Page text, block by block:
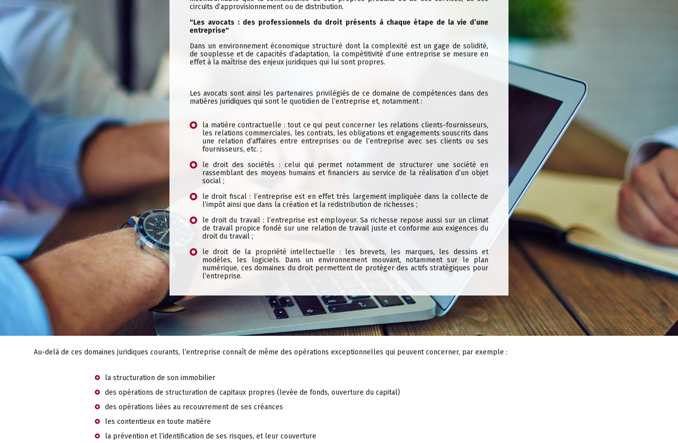
circuits d’approvisionnement ou de distribution.
"Les avocats : des professionnels du droit présents à chaque étape de la vie d’une
entreprise"
Dans un environnement économique structuré dont la complexité est un gage de solidité,
de souplesse et de capacités d’adaptation, la compétitivité d’une entreprise se mesure en
effet à la maîtrise des enjeux juridiques qui lui sont propres.
Les avocats sont ainsi les partenaires privilégiés de ce domaine de compétences dans des
matières juridiques qui sont le quotidien de l’entreprise et, notamment :
la matière contractuelle : tout ce qui peut concerner les relations clients-fournisseurs,
les relations commerciales, les contrats, les obligations et engagements souscrits dans
une relation d’affaires entre entreprises ou de l’entreprise avec ses clients ou ses
fournisseurs, etc. ;
le droit des sociétés : celui qui permet notamment de structurer une société en
rassemblant des moyens humains et financiers au service de la réalisation d’un objet
social ;
le droit fiscal : l’entreprise est en effet très largement impliquée dans la collecte de
l’impôt ainsi que dans la création et la redistribution de richesses ;
le droit du travail : l’entreprise est employeur. Sa richesse repose aussi sur un climat
de travail propice fondé sur une relation de travail juste et conforme aux exigences du
droit du travail ;
le droit de la propriété intellectuelle : les brevets, les marques, les dessins et
modèles, les logiciels. Dans un environnement mouvant, notamment sur le plan
numérique, ces domaines du droit permettent de protéger des actifs stratégiques pour
l’entreprise.
Au-delà de ces domaines juridiques courants, l’entreprise connaît de même des opérations exceptionnelles qui peuvent concerner, par exemple :
la structuration de son immobilier
des opérations de structuration de capitaux propres (levée de fonds, ouverture du capital)
des opérations liées au recouvrement de ses créances
les contentieux en toute matière
la prévention et l’identification de ses risques, et leur couverture